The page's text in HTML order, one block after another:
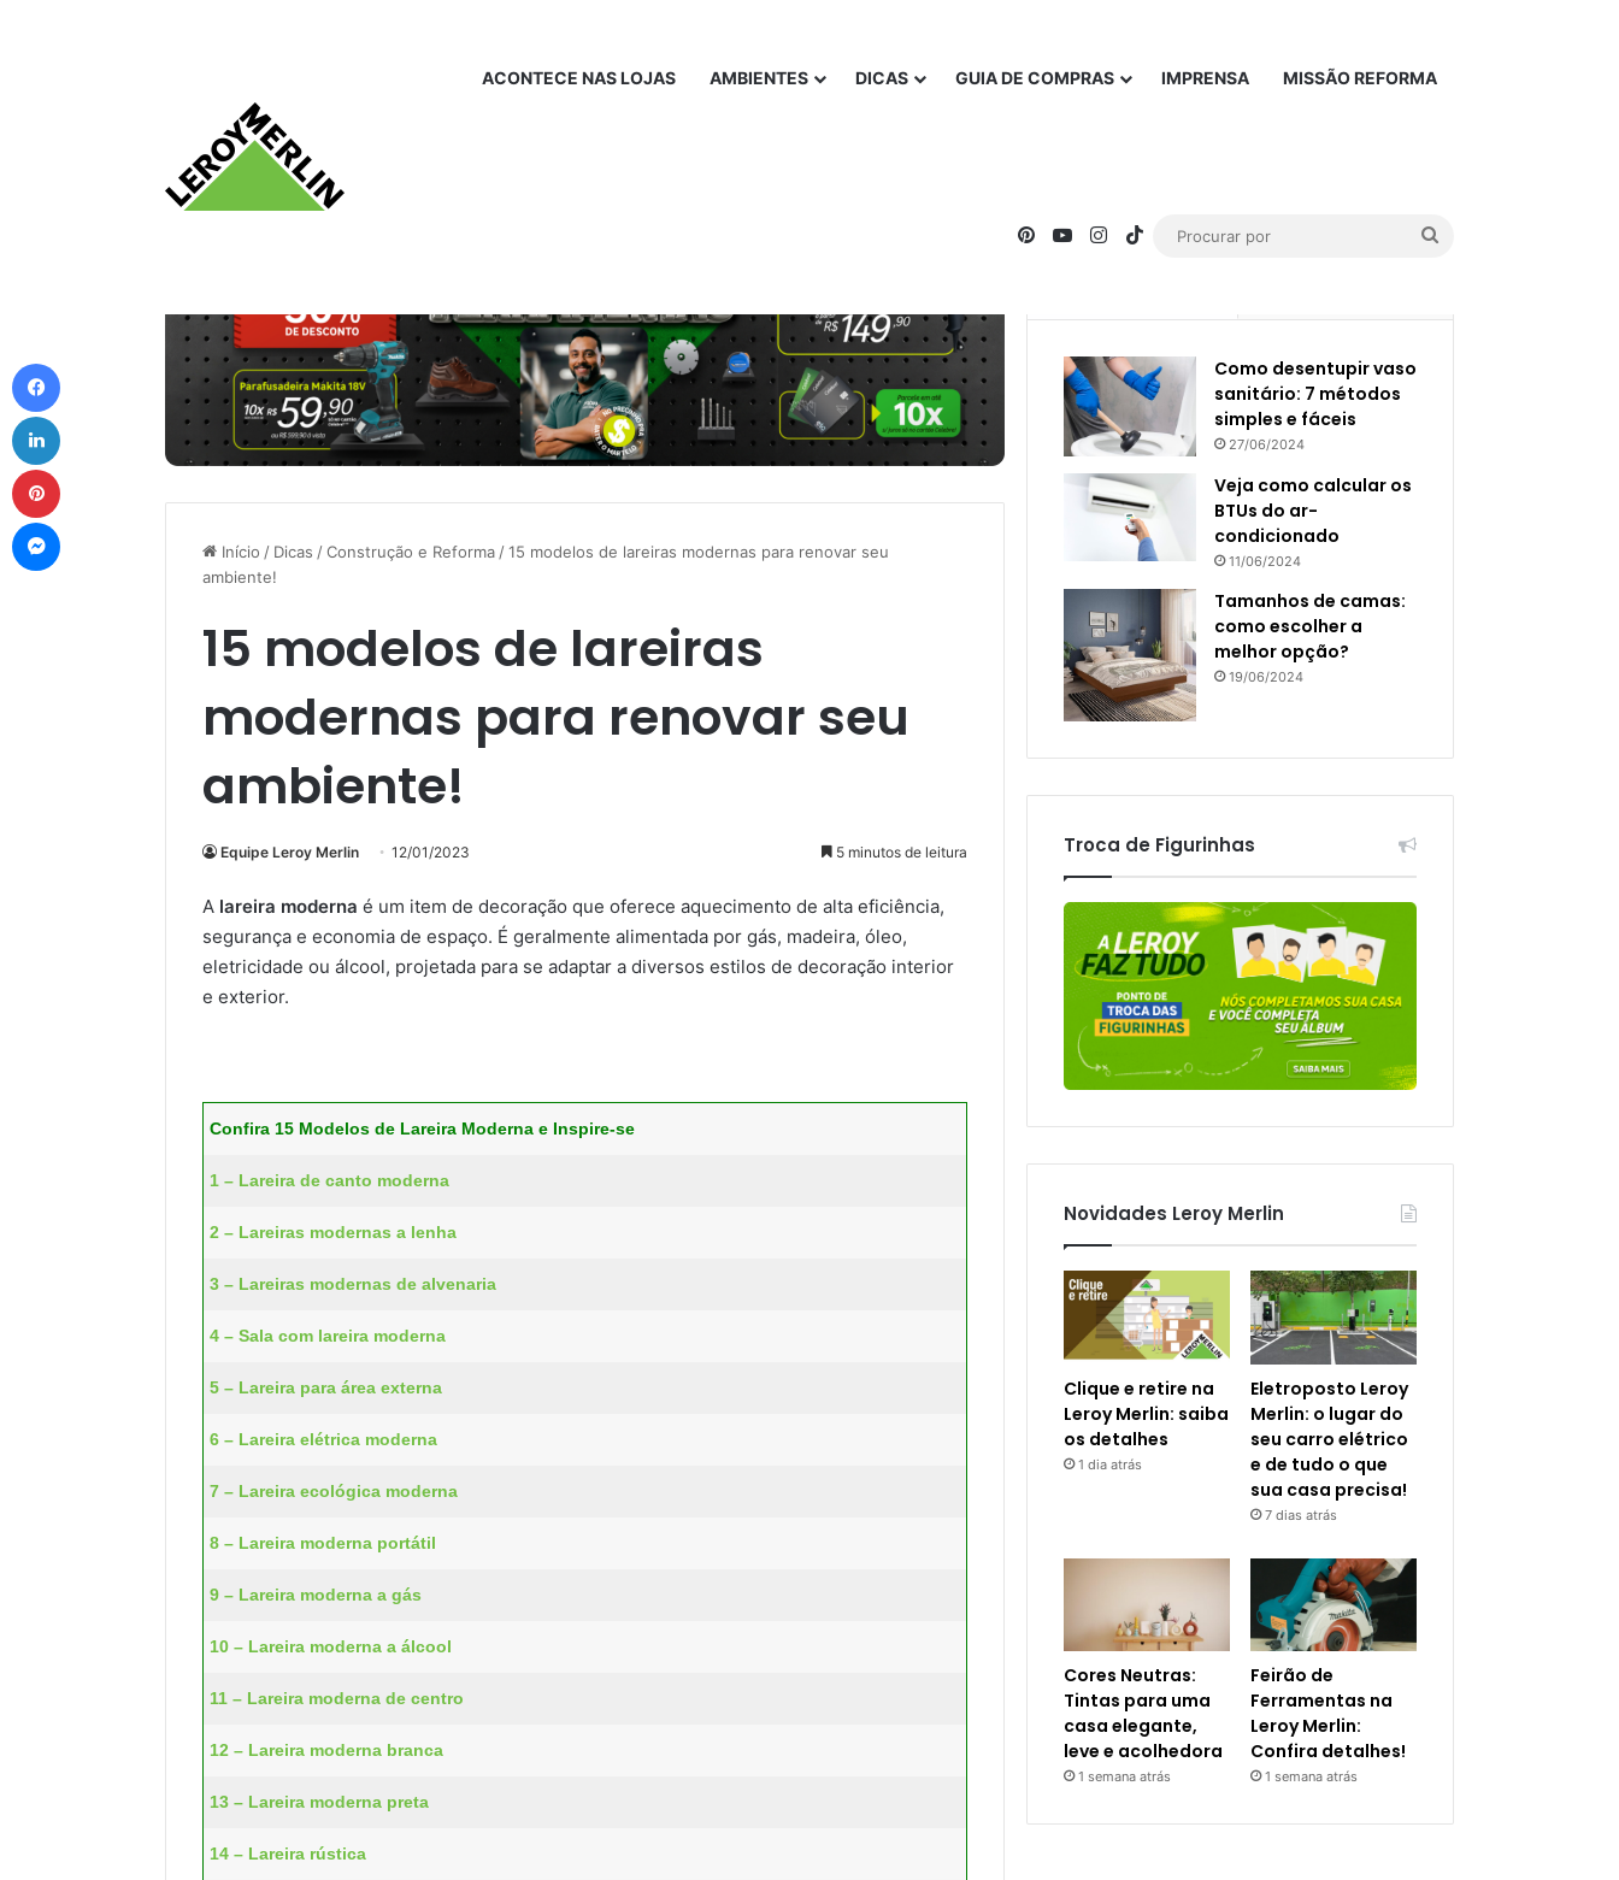
ACONTECE NAS LOJAS AMBIENTES DICAS GUIA DE COMPRAS IMPRENSA MISSÃO REFORMA
PinterestYouTubeInstagram
TikTok
Início / Dicas /Construção e Reforma /15 modelos de lareiras modernas para renovar seu
ambiente!
15 modelos de lareiras
modernas para renovar seu
ambiente!
Equipe Leroy Merlin 12/01/2023 5 minutos de leitura
A lareira moderna é um item de decoração que oferece aquecimento de alta eficiência,
segurança e economia de espaço. É geralmente alimentada por gás, madeira, óleo,
eletricidade ou álcool, projetada para se adaptar a diversos estilos de decoração interior
e exterior.
Confira 15 Modelos de Lareira Moderna e Inspire-se
1 – Lareira de canto moderna
2 – Lareiras modernas a lenha
3 – Lareiras modernas de alvenaria
4 – Sala com lareira moderna
5 – Lareira para área externa
6 – Lareira elétrica moderna
7 – Lareira ecológica moderna
8 – Lareira moderna portátil
9 – Lareira moderna a gás
10 – Lareira moderna a álcool
11 – Lareira moderna de centro
12 – Lareira moderna branca
13 – Lareira moderna preta
14 – Lareira rústica
Como desentupir vaso
sanitário: 7 métodos
simples e fáceis
27/06/2024
Veja como calcular os
BTUs do ar-
condicionado
11/06/2024
Tamanhos de camas:
como escolher a
melhor opção?
19/06/2024
Troca de Figurinhas
Novidades Leroy Merlin
Clique e retire na
Leroy Merlin: saiba
os detalhes
1 dia atrás
Eletroposto Leroy
Merlin: o lugar do
seu carro elétrico
e de tudo o que
sua casa precisa!
7 dias atrás
Cores Neutras:
Tintas para uma
casa elegante,
leve e acolhedora
1 semana atrás
Feirão de
Ferramentas na
Leroy Merlin:
Confira detalhes!
1 semana atrás